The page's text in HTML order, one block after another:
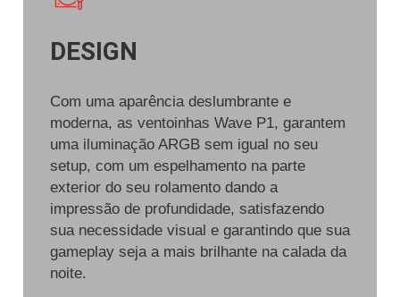
DESIGN
Com uma aparência deslumbrante e
moderna, as ventoinhas Wave P1, garantem
uma iluminação ARGB sem igual no seu
setup, com um espelhamento na parte
exterior do seu rolamento dando a
impressão de profundidade, satisfazendo
sua necessidade visual e garantindo que sua
gameplay seja a mais brilhante na calada da
noite.